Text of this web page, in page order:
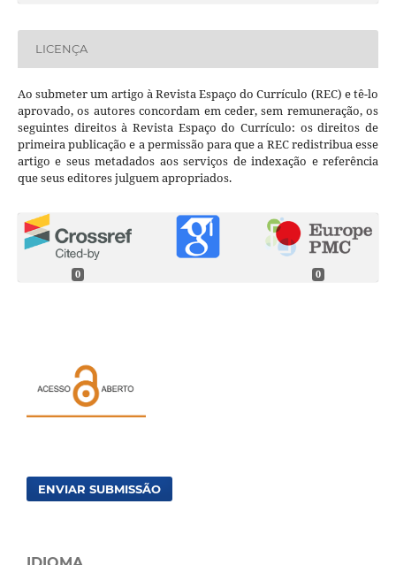
LICENÇA
Ao submeter um artigo à Revista Espaço do Currículo (REC) e tê-lo
aprovado, os autores concordam em ceder, sem remuneração, os
seguintes direitos à Revista Espaço do Currículo: os direitos de
primeira publicação e a permissão para que a REC redistribua esse
artigo e seus metadados aos serviços de indexação e referência
que seus editores julguem apropriados.
0 0
ENVIAR SUBMISSÃO